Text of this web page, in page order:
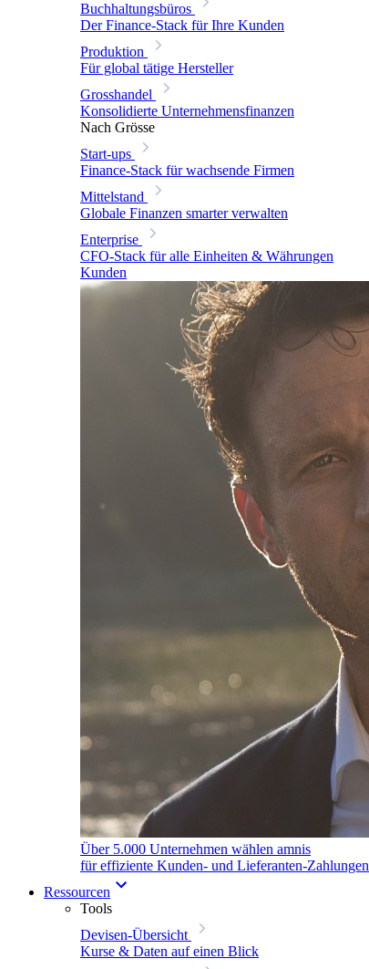
Buchhaltungsbüros
Der Finance-Stack für Ihre Kunden
Produktion
Für global tätige Hersteller
Grosshandel
Konsolidierte Unternehmensfinanzen
Nach Grösse
Start-ups
Finance-Stack für wachsende Firmen
Mittelstand
Globale Finanzen smarter verwalten
Enterprise
CFO-Stack für alle Einheiten & Währungen
Kunden
Über 5.000 Unternehmen wählen amnis
für effiziente Kunden- und Lieferanten-Zahlungen
Ressourcen
Tools
Devisen-Übersicht
Kurse & Daten auf einen Blick